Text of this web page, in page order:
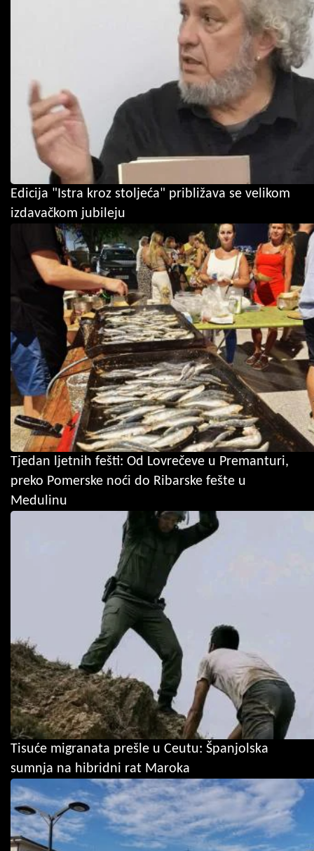
Edicija "Istra kroz stoljeća" približava se velikom
izdavačkom jubileju
Tjedan ljetnih fešti: Od Lovrečeve u Premanturi,
preko Pomerske noći do Ribarske fešte u
Medulinu
Tisuće migranata prešle u Ceutu: Španjolska
sumnja na hibridni rat Maroka